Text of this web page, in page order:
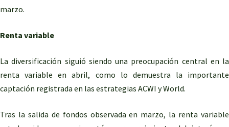
marzo.
Renta variable
La diversificación siguió siendo una preocupación central en la
renta variable en abril, como lo demuestra la importante
captación registrada en las estrategias ACWI y World.
Tras la salida de fondos observada en marzo, la renta variable